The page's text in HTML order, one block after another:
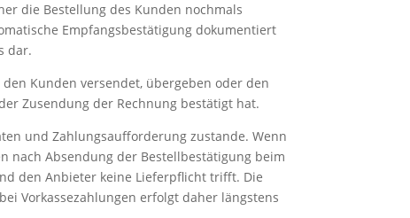
die Bestellung des Kunden nochmals
Empfangsbestätigung dokumentiert
dar.
Kunden versendet, übergeben oder den
Zusendung der Rechnung bestätigt hat.
und Zahlungsaufforderung zustande. Wenn
nach Absendung der Bestellbestätigung beim
den Anbieter keine Lieferpflicht trifft. Die
Vorkassezahlungen erfolgt daher längstens